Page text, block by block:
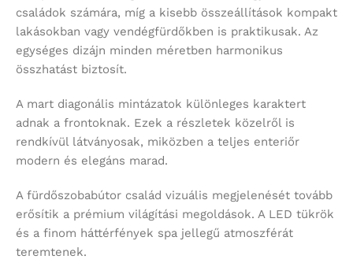
családok számára, míg a kisebb összeállítások kompakt
lakásokban vagy vendégfürdőkben is praktikusak. Az
egységes dizájn minden méretben harmonikus
összhatást biztosít.
A mart diagonális mintázatok különleges karaktert
adnak a frontoknak. Ezek a részletek közelről is
rendkívül látványosak, miközben a teljes enteriőr
modern és elegáns marad.
A fürdőszobabútor család vizuális megjelenését tovább
erősítik a prémium világítási megoldások. A LED tükrök
és a finom háttérfények spa jellegű atmoszférát
teremtenek.